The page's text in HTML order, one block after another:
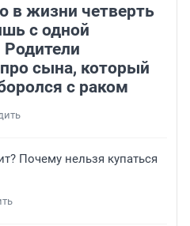
в жизни четверть
с одной
Родители
сына, который
с раком
Почему нельзя купаться